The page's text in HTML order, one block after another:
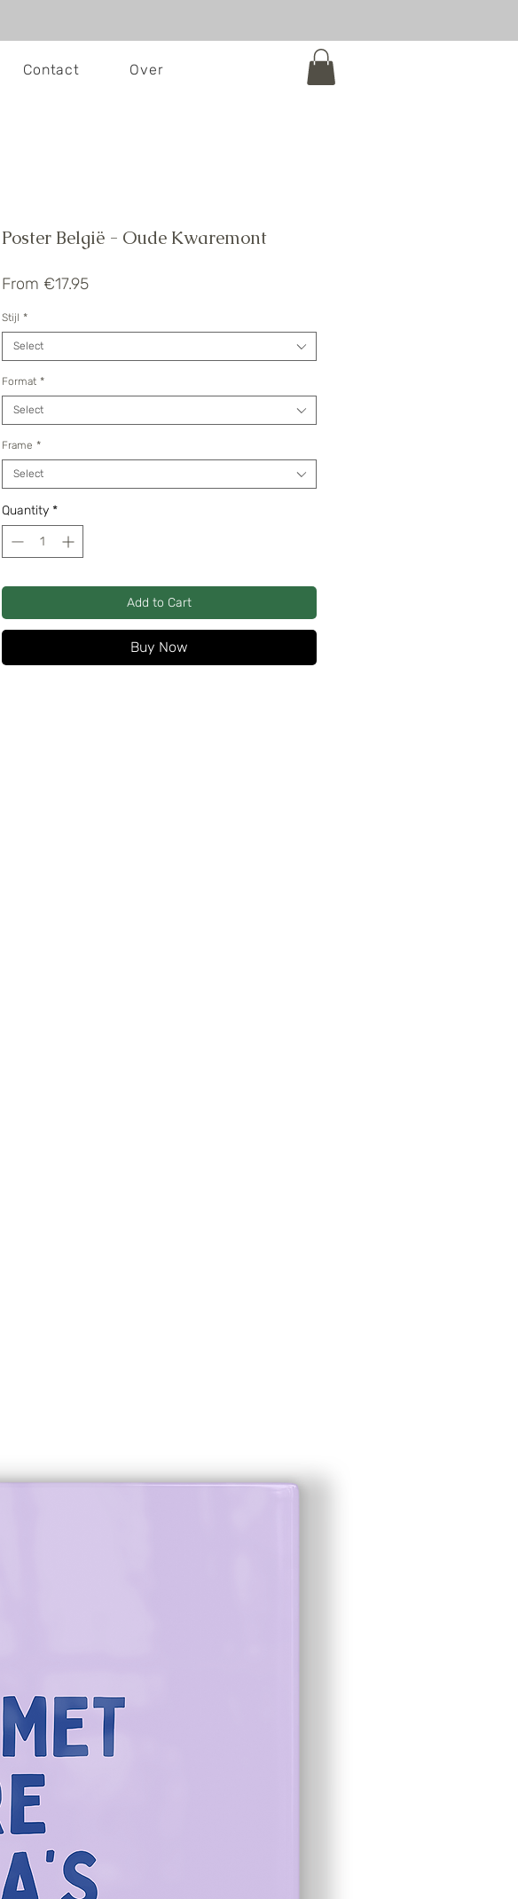
Contact Over
Poster België - Oude Kwaremont
From €17.95Sale
Stijl *
Select
Format *
Select
Frame *
Select
Quantity *
Add to Cart
Buy Now